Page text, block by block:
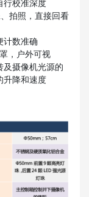
行校准深度
拍照，直接回看
计数准确
，户外可视
及摄像机光源的
升降和速度